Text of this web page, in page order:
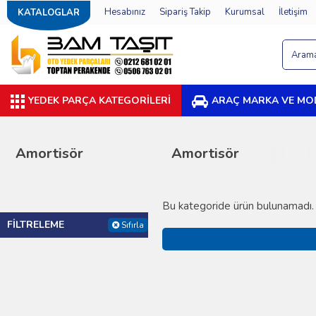
KATALOGLAR Hesabınız Sipariş Takip Kurumsal İletişim
YEDEK PARÇA KATEGORILERI ARAÇ MARKA VE
Amortisör
FILTRELEME Sıfırla
Bu kategoride ürün bulunamadı.